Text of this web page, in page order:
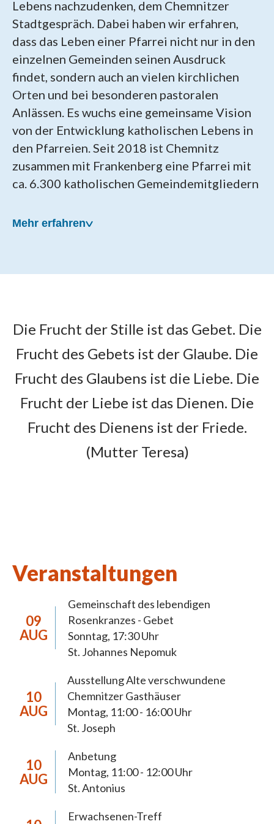
Lebens nachzudenken, dem Chemnitzer
Stadtgespräch. Dabei haben wir erfahren,
dass das Leben einer Pfarrei nicht nur in den
einzelnen Gemeinden seinen Ausdruck
findet, sondern auch an vielen kirchlichen
Orten und bei besonderen pastoralen
Anlässen. Es wuchs eine gemeinsame Vision
von der Entwicklung katholischen Lebens in
den Pfarreien. Seit 2018 ist Chemnitz
zusammen mit Frankenberg eine Pfarrei mit
ca. 6.300 katholischen Gemeindemitgliedern
Mehr erfahren
22. April 2018 gegründet
Als Patronat für die neue Pfarrei wählten die
Chemnitzer die Hl. Mutter Teresa, die in den
80er Jahren zweimal in Chemnitz war und
eine Niederlassung eröffnet hat. Mit dem
besonders bei denen zu sein, die an den Rand
10,10)
Pastorale
Schwerpunktsetzungen
Die Pastoralen Schwerpunktsetzungen
dienen der 2018 neugegründeten Pfarrei Hl.
Mutter Teresa Chemnitz zur Orientierung
anstehende pastorale, wirtschaftliche und
organisatorische Weichenstellungen werden
eine weiterreichende Tragweite haben und
müssen sich daraus begründen lassen. Die
Die Frucht der Stille ist das Gebet. Die
Frucht des Gebets ist der Glaube. Die
Frucht des Glaubens ist die Liebe. Die
Frucht der Liebe ist das Dienen. Die
Frucht des Dienens ist der Friede.
(Mutter Teresa)
Veranstaltungen
09
AUG
Gemeinschaft des lebendigen
Rosenkranzes - Gebet
Sonntag, 17:30 Uhr
St. Johannes Nepomuk
10
AUG
Ausstellung Alte verschwundene
Chemnitzer Gasthäuser
Montag, 11:00 - 16:00 Uhr
St. Joseph
10
AUG
Anbetung
Montag, 11:00 - 12:00 Uhr
St. Antonius
Erwachsenen-Treff